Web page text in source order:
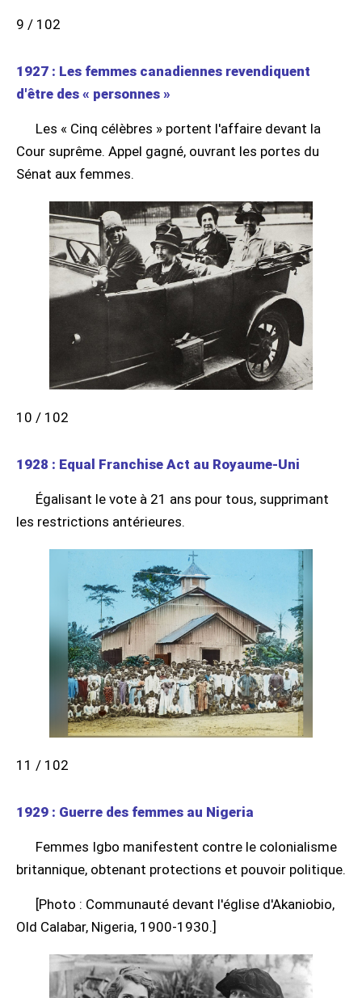
9 / 102
1927 : Les femmes canadiennes revendiquent
d'être des « personnes »
Les « Cinq célèbres » portent l'affaire devant la
Cour suprême. Appel gagné, ouvrant les portes du
Sénat aux femmes.
10 / 102
1928 : Equal Franchise Act au Royaume-Uni
Égalisant le vote à 21 ans pour tous, supprimant
les restrictions antérieures.
11 / 102
1929 : Guerre des femmes au Nigeria
Femmes Igbo manifestent contre le colonialisme
britannique, obtenant protections et pouvoir politique.
[Photo : Communauté devant l'église d'Akaniobio,
Old Calabar, Nigeria, 1900-1930.]